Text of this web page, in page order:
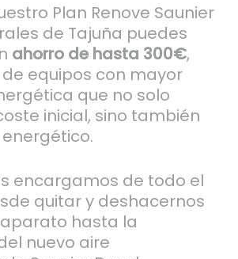
Plan Renove Saunier
de Tajuña puedes
ahorro de hasta 300€,
equipos con mayor
que no solo
inicial, sino también
encargamos de todo el
quitar y deshacernos
hasta la
nuevo aire